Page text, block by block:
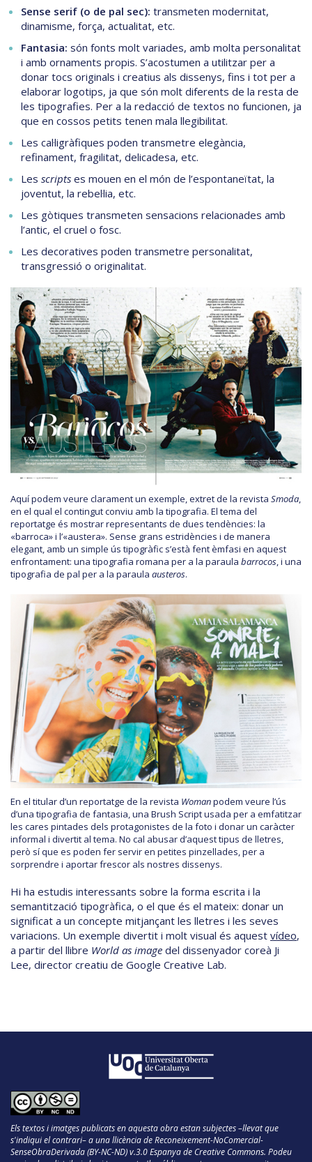
Sense serif (o de pal sec): transmeten modernitat,
dinamisme, força, actualitat, etc.
Fantasia: són fonts molt variades, amb molta personalitat
i amb ornaments propis. S’acostumen a utilitzar per a
donar tocs originals i creatius als dissenys, fins i tot per a
elaborar logotips, ja que són molt diferents de la resta de
les tipografies. Per a la redacció de textos no funcionen, ja
que en cossos petits tenen mala llegibilitat.
Les cal·ligràfiques poden transmetre elegància,
refinament, fragilitat, delicadesa, etc.
Les scripts es mouen en el món de l’espontaneïtat, la
joventut, la rebel·lia, etc.
Les gòtiques transmeten sensacions relacionades amb
l’antic, el cruel o fosc.
Les decoratives poden transmetre personalitat,
transgressió o originalitat.
Aquí podem veure clarament un exemple, extret de la revista Smoda,
en el qual el contingut conviu amb la tipografia. El tema del
reportatge és mostrar representants de dues tendències: la
«barroca» i l’«austera». Sense grans estridències i de manera
elegant, amb un simple ús tipogràfic s’està fent èmfasi en aquest
enfrontament: una tipografia romana per a la paraula barrocos, i una
tipografia de pal per a la paraula austeros.
En el titular d’un reportatge de la revista Womanpodem veure l’ús
d’una tipografia de fantasia, una Brush Script usada per a emfatitzar
les cares pintades dels protagonistes de la foto i donar un caràcter
informal i divertit al tema. No cal abusar d’aquest tipus de lletres,
però sí que es poden fer servir en petites pinzellades, per a
sorprendre i aportar frescor als nostres dissenys.
Hi ha estudis interessants sobre la forma escrita i la
semantització tipogràfica, o el que és el mateix: donar un
significat a un concepte mitjançant les lletres i les seves
variacions. Un exemple divertit i molt visual és aquest vídeo,
a partir del llibre World as image del dissenyador coreà Ji
Lee, director creatiu de Google Creative Lab.
Els textos i imatges publicats en aquesta obra estan subjectes –llevat que
s'indiqui el contrari– a una llicència de Reconeixement-NoComercial-
SenseObraDerivada (BY-NC-ND) v.3.0 Espanya de Creative Commons. Podeu